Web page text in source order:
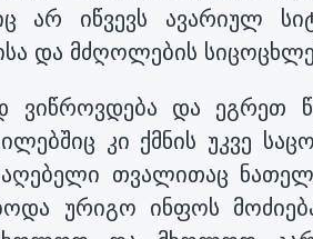
არ იწვევს ავარიულ
და მძღოლების
ვიწროვდება და ეგრეთ
კი ქმნის უკვე
თვალითაც
ურიგო ინფოს